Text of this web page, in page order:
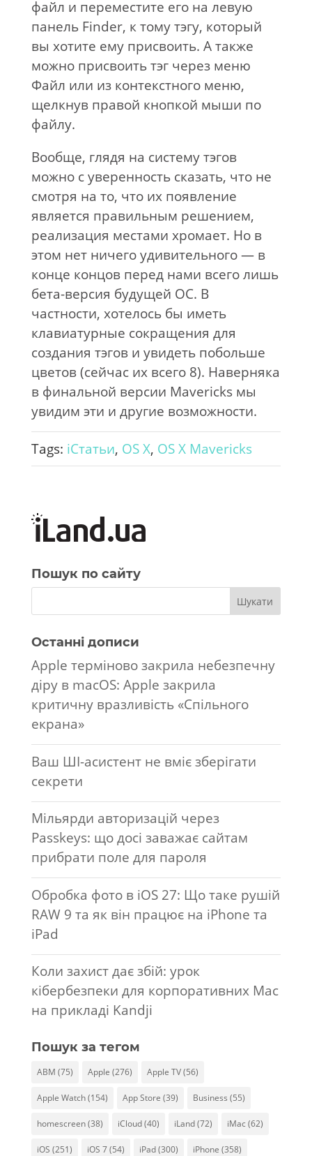
файл и переместите его на левую
панель Finder, к тому тэгу, который
вы хотите ему присвоить. А также
можно присвоить тэг через меню
Файл или из контекстного меню,
щелкнув правой кнопкой мыши по
файлу.
Вообще, глядя на систему тэгов
можно с уверенность сказать, что не
смотря на то, что их появление
является правильным решением,
реализация местами хромает. Но в
этом нет ничего удивительного — в
конце концов перед нами всего лишь
бета-версия будущей ОС. В
частности, хотелось бы иметь
клавиатурные сокращения для
создания тэгов и увидеть побольше
цветов (сейчас их всего 8). Наверняка
в финальной версии Mavericks мы
увидим эти и другие возможности.
Tags: iСтатьи, OS X, OS X Mavericks
Пошук по сайту
Останні дописи
Apple терміново закрила небезпечну
діру в macOS: Apple закрила
критичну вразливість «Спільного
екрана»
Ваш ШІ-асистент не вміє зберігати
секрети
Мільярди авторизацій через
Passkeys: що досі заважає сайтам
прибрати поле для пароля
Обробка фото в iOS 27: Що таке рушій
RAW 9 та як він працює на iPhone та
iPad
Коли захист дає збій: урок
кібербезпеки для корпоративних Mac
на прикладі Kandji
Пошук за тегом
ABM (75) Apple (276) Apple TV(56)
Apple Watch(154) App Store (39) Business (55)
homescreen(38) iCloud(40) iLand(72) iMac (62)
iOS (251) iOS 7(54) iPad(300) iPhone (358)